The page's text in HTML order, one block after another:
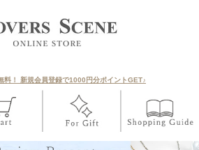
料！ 新規会員登録で1000円分ポイントGET♪